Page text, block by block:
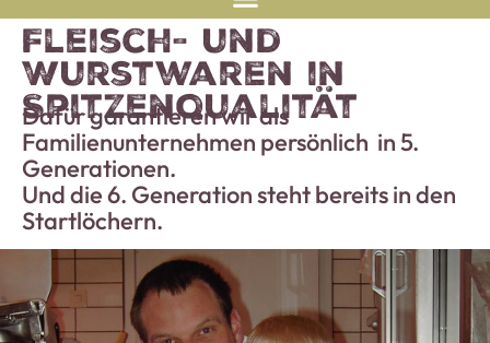
Fleisch- und
Wurstwaren in
Spitzenqualität
Dafür garantieren wir als
Familienunternehmen persönlich in 5.
Generationen.
Und die 6. Generation steht bereits in den
Startlöchern.